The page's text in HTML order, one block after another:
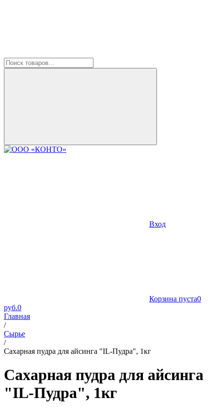
Вход
Корзина пуста0
руб.0
Главная
/
Сырье
/
Сахарная пудра для айсинга "IL-Пудра", 1кг
Сахарная пудра для айсинга
"IL-Пудра", 1кг